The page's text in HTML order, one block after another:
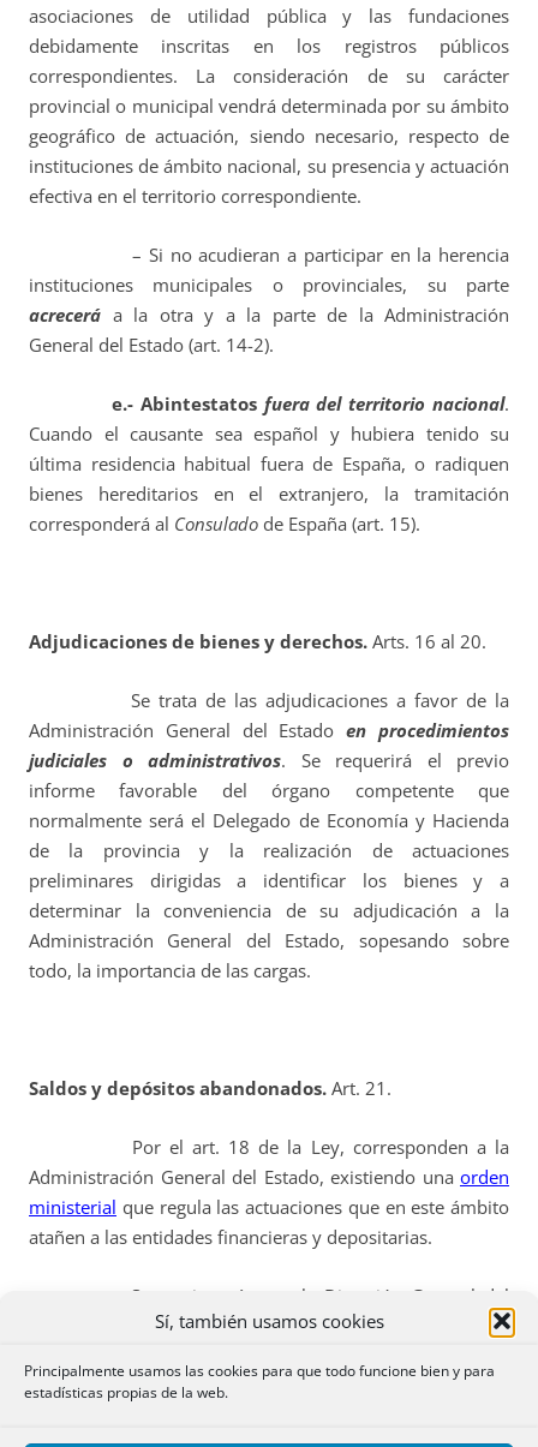
Sí, también usamos cookies
Principalmente usamos las cookies para que todo funcione bien y para
estadísticas propias de la web.
asociaciones de utilidad pública y las fundaciones
debidamente inscritas en los registros públicos
correspondientes. La consideración de su carácter
provincial o municipal vendrá determinada por su ámbito
geográfico de actuación, siendo necesario, respecto de
instituciones de ámbito nacional, su presencia y actuación
efectiva en el territorio correspondiente.
– Si no acudieran a participar en la herencia
instituciones municipales o provinciales, su parte
acrecerá a la otra y a la parte de la Administración
General del Estado (art. 14-2).
e.- Abintestatos fuera del territorio nacional.
Cuando el causante sea español y hubiera tenido su
última residencia habitual fuera de España, o radiquen
bienes hereditarios en el extranjero, la tramitación
corresponderá al Consulado de España (art. 15).
Adjudicaciones de bienes y derechos. Arts. 16 al 20.
Se trata de las adjudicaciones a favor de la
Administración General del Estadoen procedimientos
judiciales o administrativos. Se requerirá el previo
informe favorable del órgano competente que
normalmente será el Delegado de Economía y Hacienda
de la provincia y la realización de actuaciones
preliminares dirigidas a identificar los bienes y a
determinar la conveniencia de su adjudicación a la
Administración General del Estado, sopesando sobre
todo, la importancia de las cargas.
Saldos y depósitos abandonados. Art. 21.
Por el art. 18 de la Ley, corresponden a la
Administración General del Estado, existiendo una orden
ministerial que regula las actuaciones que en este ámbito
atañen a las entidades financieras y depositarias.
Se gestionarán por la Dirección General del
Patrimonio del Estado, la cual dictará la resolución por la
Patrimonio de la Administración General del Estado los